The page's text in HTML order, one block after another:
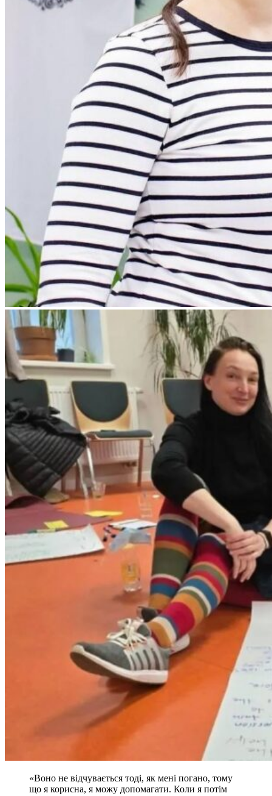
«Воно не відчувається тоді, як мені погано, тому
що я корисна, я можу допомагати. Коли я потім